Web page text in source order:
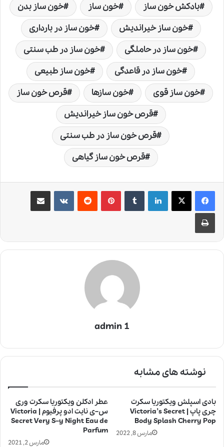
بادکش خون ساز خون ساز
خون ساز بدن
خون ساز خیراندیش
خون ساز در بارداری
خون ساز در حاملگی
خون ساز در طب سنتی
خون ساز در قاعدگی
خون ساز طبیعی
خون ساز قوی
خون سازها
قرص خون ساز
قرص خون ساز خیراندیش
قرص خون ساز در طب سنتی
قرص خون ساز گیاهی
لینکدین ‫تامبلر ‫پین‌ترست‫رددیت ‫VKontakteاشتراک گذاری از طریق ایمیل
چاپ
admin 1
نوشته های مشابه
عطر ادکلن ویکتوریا سکرت وری
س–ی نایت ادو پرفیوم | Victoria
Secret Very S–y Night Eau de
Parfum
مارس 2, 2021
بادی اسپلش ویکتوریا سکرت
چری پاپ | Victoria’s Secret
Body Splash Cherry Pop
مارس 8, 2022